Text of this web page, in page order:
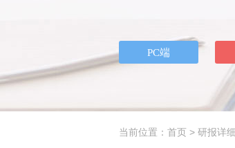
当前位置： 首页 > 研报详